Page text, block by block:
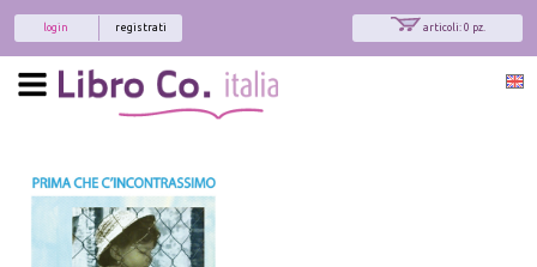
articoli: 0 pz.
registrati
login